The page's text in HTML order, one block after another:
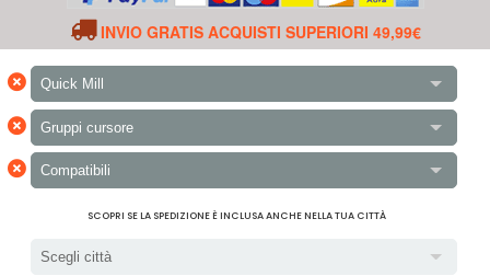
INVIO GRATIS ACQUISTI SUPERIORI 49,99€
× Quick Mill
× Gruppi cursore
× Compatibili
SCOPRI SE LA SPEDIZIONE È INCLUSA ANCHE NELLA TUA CITTÀ
Scegli città